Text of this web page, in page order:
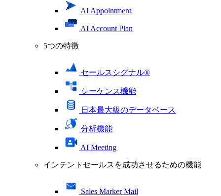
AI Appointment
AI Account Plan
5つの特徴
セールスシグナル®
シーケンス機能
日本最大級のデータベース
分析機能
AI Meeting
インテントセールスを成功させるための機能
Sales Marker Mail